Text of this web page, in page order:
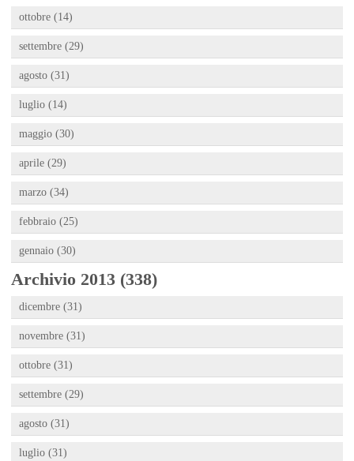
ottobre (14)
settembre (29)
agosto (31)
luglio (14)
maggio (30)
aprile (29)
marzo (34)
febbraio (25)
gennaio (30)
Archivio 2013 (338)
dicembre (31)
novembre (31)
ottobre (31)
settembre (29)
agosto (31)
luglio (31)